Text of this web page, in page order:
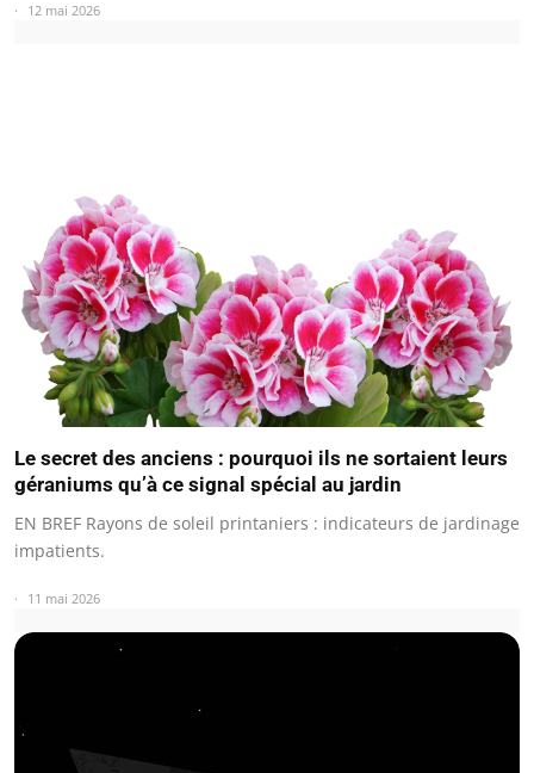
12 mai 2026
Le secret des anciens : pourquoi ils ne sortaient leurs
géraniums qu’à ce signal spécial au jardin
EN BREF Rayons de soleil printaniers : indicateurs de jardinage
impatients.
11 mai 2026